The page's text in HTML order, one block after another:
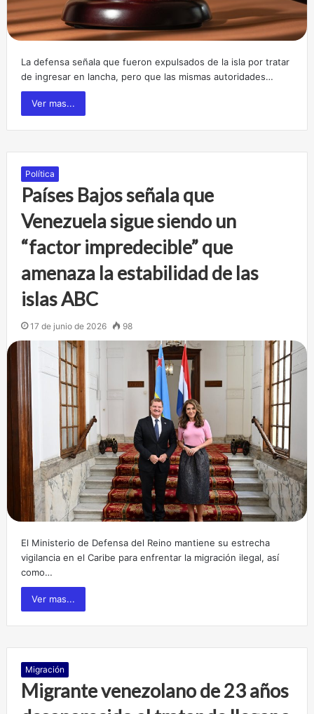
La defensa señala que fueron expulsados de la isla por tratar
de ingresar en lancha, pero que las mismas autoridades…
Ver mas...
Política
Países Bajos señala que
Venezuela sigue siendo un
“factor impredecible” que
amenaza la estabilidad de las
islas ABC
17 de junio de 2026 98
El Ministerio de Defensa del Reino mantiene su estrecha
vigilancia en el Caribe para enfrentar la migración ilegal, así
como…
Ver mas...
Migración
Migrante venezolano de 23 años